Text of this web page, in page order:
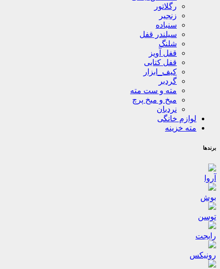
رگلاتور
زنجیر
سنباده
سیلندر قفل
شلنگ
قفل آویز
قفل کتابی
کیف_ابزار
گردبر
مته و ست مته
میخ و میخ پرچ
نردبان
لوازم خانگی
مته خزینه
برندها
آروا
بوش
توسن
رایجت
رونیکس